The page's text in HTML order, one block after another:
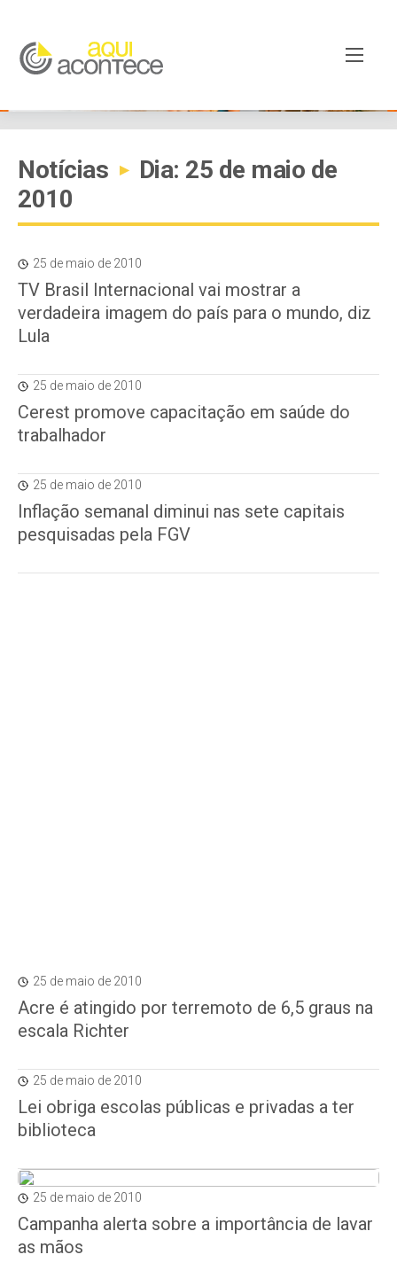
Notícias ▸
Dia: 25 de maio de
2010
25 de maio de 2010
TV Brasil Internacional vai mostrar a
verdadeira imagem do país para o mundo, diz
Lula
25 de maio de 2010
Cerest promove capacitação em saúde do
trabalhador
25 de maio de 2010
Inflação semanal diminui nas sete capitais
pesquisadas pela FGV
25 de maio de 2010
Acre é atingido por terremoto de 6,5 graus na
escala Richter
25 de maio de 2010
Lei obriga escolas públicas e privadas a ter
biblioteca
25 de maio de 2010
Campanha alerta sobre a importância de lavar
as mãos